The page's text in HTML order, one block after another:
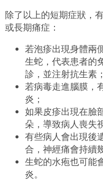
除了以上的短期症狀，
或長期痛症：
若泡疹出現身體兩
生蛇，代表患者的
診，並注射抗生素；
若病毒走進腦膜，
炎；
如果皮疹出現在臉
朵，導致病人喪失
有些病人會出現後
合，神經痛會持續
生蛇的水疱也可能
炎。